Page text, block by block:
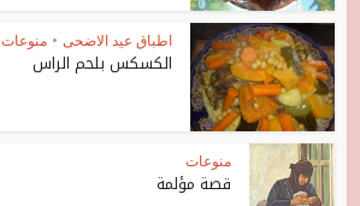
اطباق عيد الاضحى • منوعات
الكسكس بلحم الراس
منوعات
قصة مؤلمة